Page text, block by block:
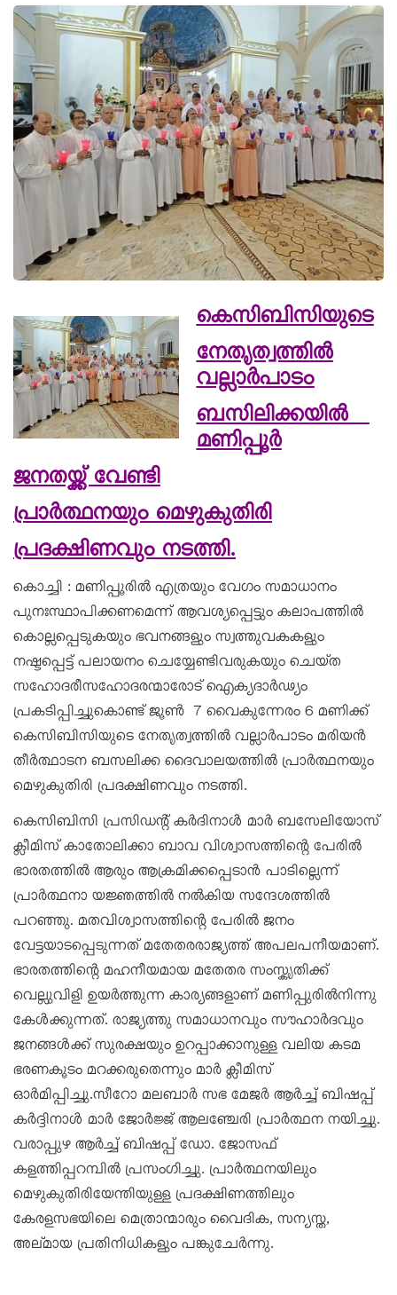
കെസിബിസിയുടെ
നേതൃത്വത്തിൽ
വല്ലാർപാടം
ബസിലിക്കയിൽ
മണിപ്പൂര്‍
ജനതയ്ക്ക് വേണ്ടി
പ്രാർത്ഥനയും മെഴുകുതിരി
പ്രദക്ഷിണവും നടത്തി.
കൊച്ചി : മണിപ്പൂരിൽ എത്രയും വേഗം സമാധാനം
പുനഃസ്ഥാപിക്കണമെന്ന് ആവശ്യപ്പെട്ടും കലാപത്തിൽ
കൊല്ലപ്പെടുകയും ഭവനങ്ങളും സ്വത്തുവകകളും
നഷ്ടപ്പെട്ട് പലായനം ചെയ്യേണ്ടിവരുകയും ചെയ്ത
സഹോദരീസഹോദരന്മാരോട് ഐക്യദാർഢ്യം
പ്രകടിപ്പിച്ചുകൊ­ണ്ട്‌ ജൂൺ 7 വൈകുന്നേരം 6 മണിക്ക്
കെസിബിസിയുടെ നേതൃത്വത്തിൽ വല്ലാർപാടം മരിയൻ
തീർത്ഥാടന ബസലിക്ക ദൈവാലയത്തിൽ പ്രാർത്ഥനയും
മെഴുകുതിരി പ്രദക്ഷിണവും നടത്തി.
കെസിബിസി പ്രസിഡന്റ് കർദിനാൾ മാർ ബസേലിയോസ്
ക്ലീമിസ് കാതോലിക്കാ ബാവ വിശ്വാസത്തിന്റെ പേരിൽ
ഭാരതത്തിൽ ആരും ആക്രമിക്കപ്പെടാൻ പാടില്ലെന്ന്
പ്രാർത്ഥനാ യജ്ഞത്തിൽ നൽകിയ സന്ദേശത്തിൽ
പറഞ്ഞു. മതവിശ്വാസത്തിന്റെ പേരിൽ ജനം
വേട്ടയാടപ്പെടുന്നത് മതേതരരാജ്യത്ത് അപലപനീയമാണ്.
ഭാരതത്തിന്റെ മഹനീയമായ മതേതര സംസ്കൃതിക്ക്
വെല്ലുവിളി ഉയർത്തുന്ന കാര്യങ്ങളാണ് മണിപ്പുരിൽനിന്നു
കേൾക്കുന്നത്. രാജ്യത്തു സമാധാനവും സൗഹാർദവും
ജനങ്ങൾക്ക് സുരക്ഷയും ഉറപ്പാക്കാനുള്ള വലിയ കടമ
ഭരണകൂടം മറക്കരുതെന്നും മാർ ക്ലീമിസ്
ഓർമിപ്പിച്ചു.സീറോ മലബാർ സഭ മേജർ ആർച്ച് ബിഷപ്പ്
കർദ്ദിനാൾ മാർ ജോര്‍ജ്ജ് ആലഞ്ചേരി പ്രാർത്ഥന നയിച്ചു.
വരാപ്പുഴ ആർച്ച് ബിഷപ്പ് ഡോ. ജോസഫ്
കളത്തിപ്പറമ്പിൽ പ്രസംഗിച്ചു. പ്രാർത്ഥനയിലും
മെഴുകുതിരിയേന്തിയുള്ള പ്രദക്ഷിണത്തിലും
കേരളസഭയിലെ മെത്രാന്മാരും വൈദിക, സന്യസ്ത,
അല്മായ പ്രതിനിധികളും പങ്കുചേർന്നു.